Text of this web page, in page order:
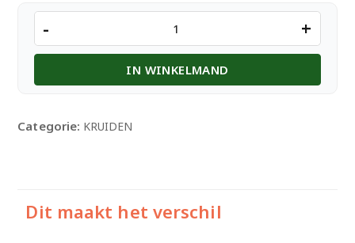
Jeera
Powder
Gr.
- +
IN WINKELMAND
Categorie: KRUIDEN
Dit maakt het verschil